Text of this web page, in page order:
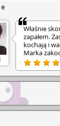
Właśnie
zapałem.
kochają i
Marka
męża, po
onkologa
się w
zostawiają
który
filmu. Dużo
Polecam •